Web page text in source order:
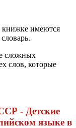
имеются
сложных
слов, которые
- Детские
языке в